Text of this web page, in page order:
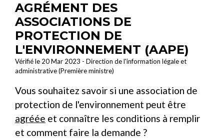
AGRÉMENT DES
ASSOCIATIONS DE
PROTECTION DE
L'ENVIRONNEMENT (AAPE)
Vérifié le 20 Mar 2023 - Direction de l'information légale et
administrative (Première ministre)
Vous souhaitez savoir si une association de
protection de l'environnement peut être
agréée et connaître les conditions à remplir
et comment faire la demande ?